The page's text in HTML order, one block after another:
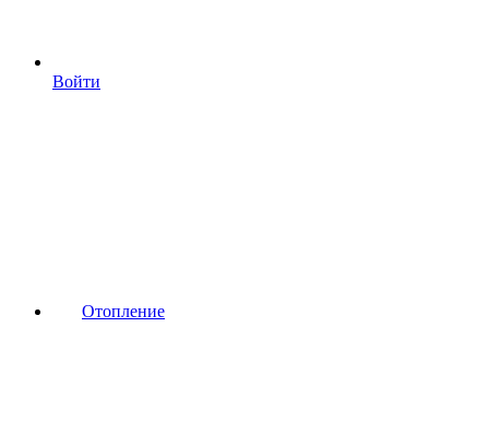
Войти
Отопление